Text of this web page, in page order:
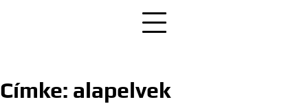
Címke: alapelvek